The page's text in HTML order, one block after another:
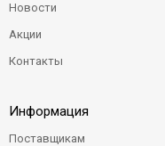
Новости
Акции
Контакты
Информация
Поставщикам